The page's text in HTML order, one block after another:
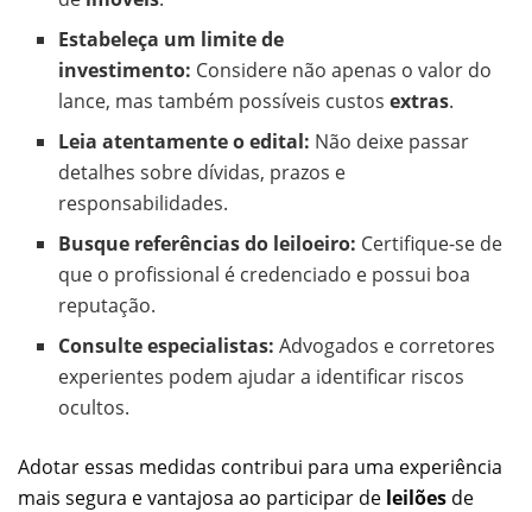
Estabeleça um limite de
investimento: Considere não apenas o valor do
lance, mas também possíveis custosextras.
Leia atentamente o edital: Não deixe passar
detalhes sobre dívidas, prazos e
responsabilidades.
Busque referências do leiloeiro: Certifique-se de
que o profissional é credenciado e possui boa
reputação.
Consulte especialistas: Advogados e corretores
experientes podem ajudar a identificar riscos
ocultos.
Adotar essas medidas contribui para uma experiência
mais segura e vantajosa ao participar de leilões de